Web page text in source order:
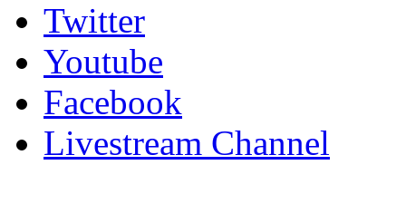
Twitter
Youtube
Facebook
Livestream Channel